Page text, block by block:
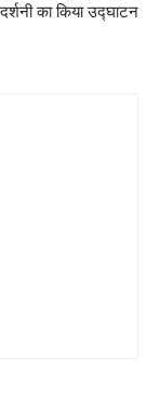
का किया उद्घाटन